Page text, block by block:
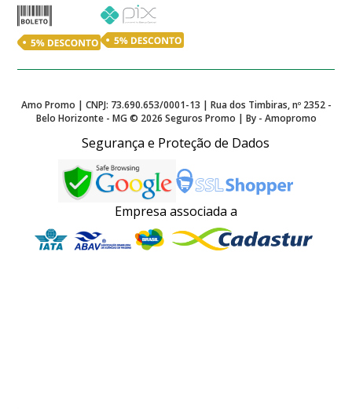
Amo Promo | CNPJ: 73.690.653/0001-13 | Rua dos Timbiras, nº 2352 -
Belo Horizonte - MG © 2026 Seguros Promo | By - Amopromo
Segurança e Proteção de Dados
Empresa associada a